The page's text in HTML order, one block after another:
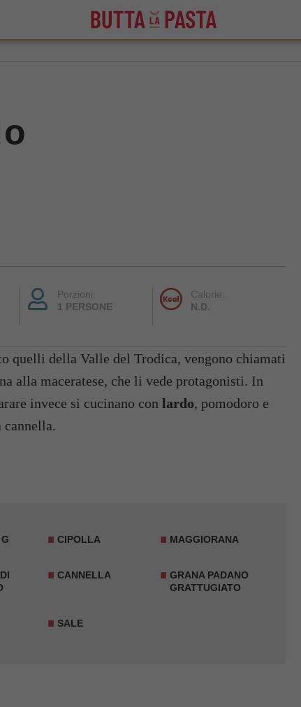
Porzioni:
1 PERSONE
Calorie:
N.D.
quelli della Valle del Trodica, vengono chiamati
alla maceratese, che li vede protagonisti. In
invece si cucinano con lardo, pomodoro e
CIPOLLA MAGGIORANA
CANNELLA
GRANA PADANO
GRATTUGIATO
SALE